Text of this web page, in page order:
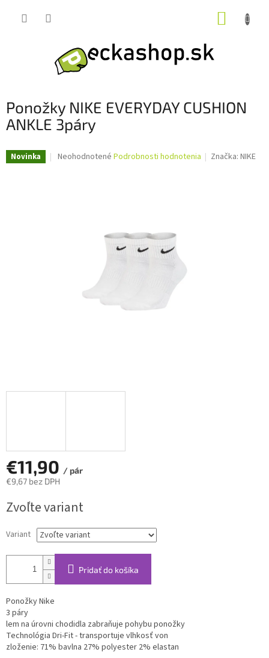
Ponožky NIKE EVERYDAY CUSHION
ANKLE 3páry
Novinka
Priemerné
Neohodnotené Podrobnosti hodnotenia Značka:NIKE
€11,90 / pár
€9,67 bez DPH
cena:
Zvoľte variant
Variant
Pridať do košíka
Ponožky Nike
3 páry
lem na úrovni chodidla zabraňuje pohybu ponožky
Technológia Dri-Fit - transportuje vlhkosť von
zloženie: 71% bavlna 27% polyester 2% elastan